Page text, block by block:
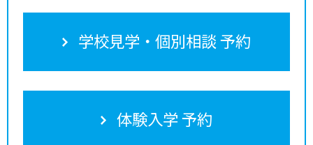
学校見学・個別相談 予約
体験入学 予約